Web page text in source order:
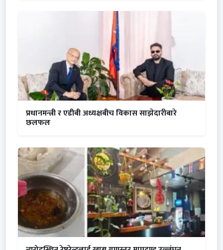
प्रधानमन्त्री र एडीबी अध्यक्षबीच विकास साझेदारीबारे
छलफल